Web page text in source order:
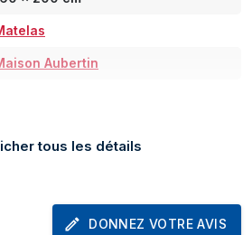
Aubertin
année(s)tous les détails
DONNEZ VOTRE AVIS